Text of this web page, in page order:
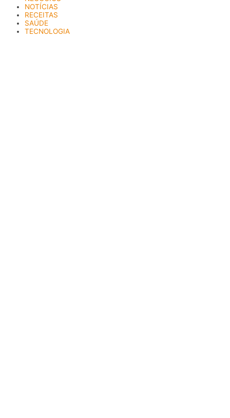
NOTÍCIAS
RECEITAS
SAÚDE
TECNOLOGIA